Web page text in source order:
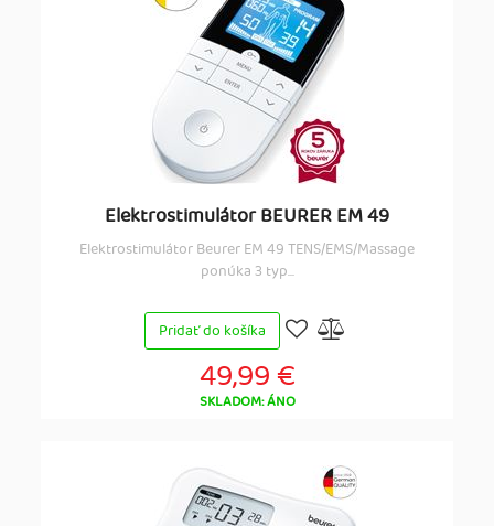
Elektrostimulátor BEURER EM 49
Elektrostimulátor Beurer EM 49 TENS/EMS/Massage
ponúka 3 typ...
Pridať do košíka
49,99 €
SKLADOM: ÁNO